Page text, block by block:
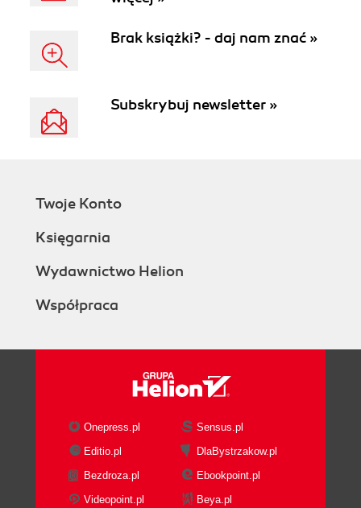
Brak książki? - daj nam znać »
Subskrybuj newsletter »
Twoje Konto
Księgarnia
Wydawnictwo Helion
Współpraca
Onepress.pl
Sensus.pl
Editio.pl
DlaBystrzakow.pl
Bezdroza.pl
Ebookpoint.pl
Videopoint.pl
Beya.pl